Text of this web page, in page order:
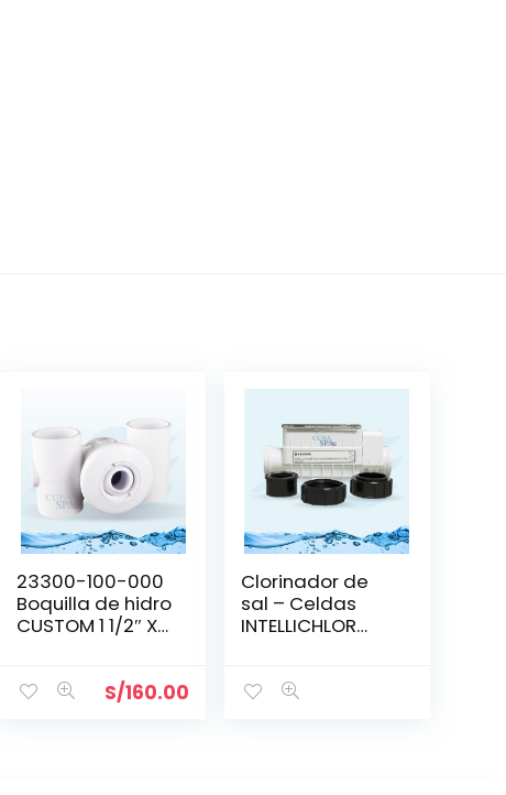
23300-100-000
Boquilla de hidro
CUSTOM 1 1/2″ X 1
S/160.00
Clorinador de
sal – Celdas
INTELLICHLOR